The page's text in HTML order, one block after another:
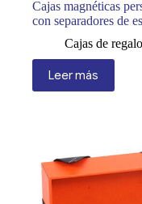
Cajas magnéticas
con separadores de
Cajas de
Leer más